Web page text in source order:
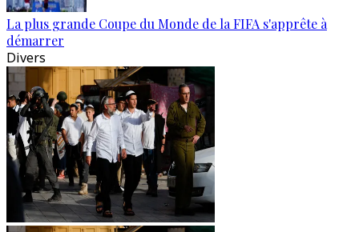
La plus grande Coupe du Monde de la FIFA s'apprête à
démarrer
Divers